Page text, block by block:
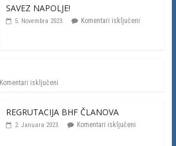
SAVEZ NAPOLJE!
5. Novembra 2023. Komentari isključeni
Komentari isključeni
REGRUTACIJA BHF ČLANOVA
2. Januara 2023. Komentari isključeni